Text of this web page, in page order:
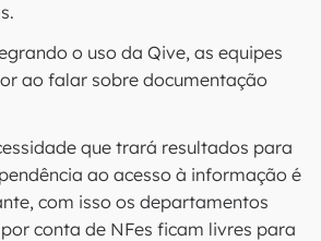
o uso da Qive, as equipes
ao falar sobre documentação
que trará resultados para
ao acesso à informação é
com isso os departamentos
conta de NFes ficam livres para